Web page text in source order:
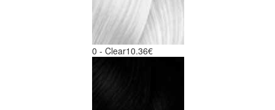
0 - Clear10.36€